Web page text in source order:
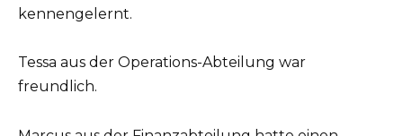
kennengelernt.
Tessa aus der Operations-Abteilung war
freundlich.